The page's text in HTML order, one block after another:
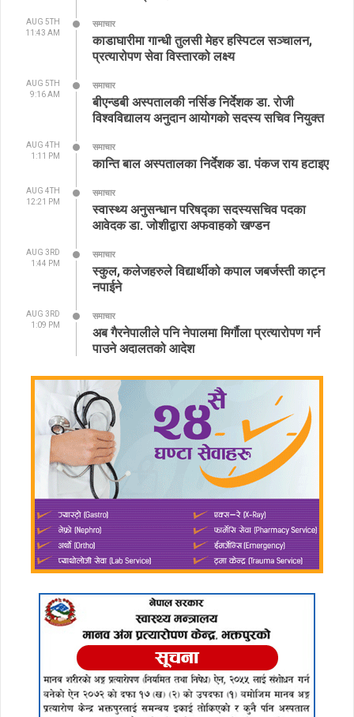
AUG 5TH
11:43 AM
समाचार
काडाघारीमा गान्धी तुलसी मेहर हस्पिटल सञ्चालन,
प्रत्यारोपण सेवा विस्तारको लक्ष्य
AUG 5TH
9:16 AM
समाचार
बीएन्डबी अस्पतालकी नर्सिङ निर्देशक डा. रोजी
विश्वविद्यालय अनुदान आयोगको सदस्य सचिव नियुक्त
AUG 4TH
1:11 PM
समाचार
कान्ति बाल अस्पतालका निर्देशक डा. पंकज राय हटाइए
AUG 4TH
12:21 PM
समाचार
स्वास्थ्य अनुसन्धान परिषद्का सदस्यसचिव पदका
आवेदक डा. जोशीद्वारा अफवाहको खण्डन
AUG 3RD
1:44 PM
समाचार
स्कुल, कलेजहरुले विद्यार्थीको कपाल जबर्जस्ती काट्न
नपाईने
AUG 3RD
1:09 PM
समाचार
अब गैरनेपालीले पनि नेपालमा मिर्गौला प्रत्यारोपण गर्न
पाउने अदालतको आदेश